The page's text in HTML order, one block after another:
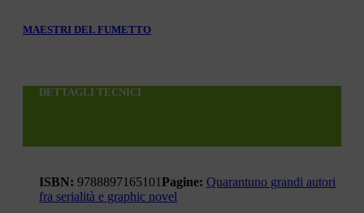
MAESTRI DEL FUMETTO
DETTAGLI TECNICI
ISBN: 9788897165101Pagine: Quarantuno grandi autori
fra serialità e graphic novel